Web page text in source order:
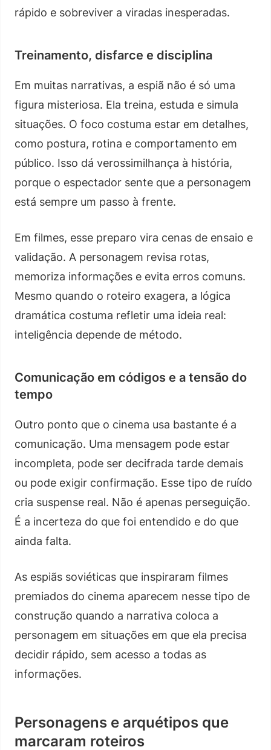
rápido e sobreviver a viradas inesperadas.
Treinamento, disfarce e disciplina
Em muitas narrativas, a espiã não é só uma
figura misteriosa. Ela treina, estuda e simula
situações. O foco costuma estar em detalhes,
como postura, rotina e comportamento em
público. Isso dá verossimilhança à história,
porque o espectador sente que a personagem
está sempre um passo à frente.
Em filmes, esse preparo vira cenas de ensaio e
validação. A personagem revisa rotas,
memoriza informações e evita erros comuns.
Mesmo quando o roteiro exagera, a lógica
dramática costuma refletir uma ideia real:
inteligência depende de método.
Comunicação em códigos e a tensão do
tempo
Outro ponto que o cinema usa bastante é a
comunicação. Uma mensagem pode estar
incompleta, pode ser decifrada tarde demais
ou pode exigir confirmação. Esse tipo de ruído
cria suspense real. Não é apenas perseguição.
É a incerteza do que foi entendido e do que
ainda falta.
As espiãs soviéticas que inspiraram filmes
premiados do cinema aparecem nesse tipo de
construção quando a narrativa coloca a
personagem em situações em que ela precisa
decidir rápido, sem acesso a todas as
informações.
Personagens e arquétipos que
marcaram roteiros